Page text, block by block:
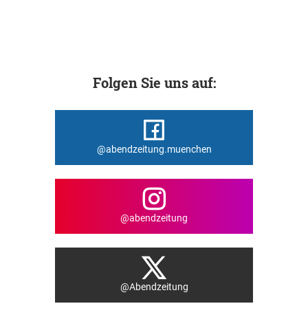
Folgen Sie uns auf:
@abendzeitung.muenchen
@abendzeitung
@Abendzeitung